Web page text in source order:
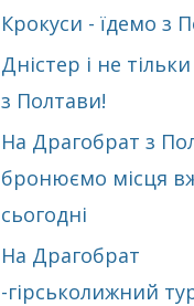
Крокуси - їдемо з
Дністер і не
з Полтави!
На Драгобрат з
бронюємо місця
сьогодні
На Драгобрат
-гірськолижний